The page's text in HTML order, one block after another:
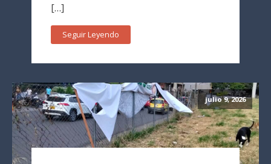
[…]
Seguir Leyendo
julio 9, 2026